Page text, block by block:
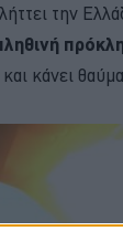
την
κάνει